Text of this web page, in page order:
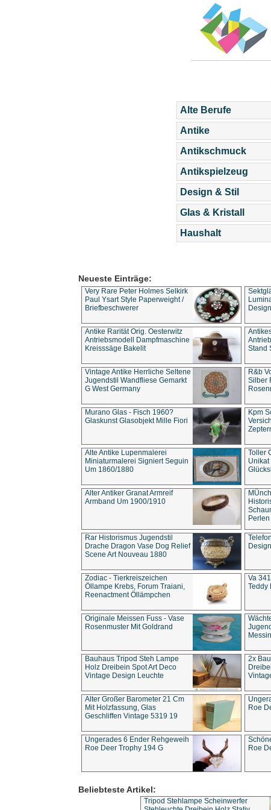
Alte Berufe
Antike
Antikschmuck
Antikspielzeug
Design & Stil
Glas & Kristall
Haushalt
Neueste Einträge:
Very Rare Peter Holmes Selkirk
Paul Ysart Style Paperweight /
Briefbeschwerer
Antike Rarität Orig. Oesterwitz
Antriebsmodell Dampfmaschine
Kreisssäge Bakelit
Stand
Vintage Antike Herrliche Seltene
Jugendstil Wandfliese Gemarkt
G West Germany
R&b
Silber
Murano Glas - Fisch 1960?
Glaskunst Glasobjekt Mille Fiori
Kpm
Alte Antike Lupenmalerei
Miniaturmalerei Signiert Seguin
Um 1860/1880
Toller
Alter Antiker Granat Armreif
Armband Um 1900/1910
Perlen
Rar Historismus Jugendstil
Drache Dragon Vase Dog Relief
Scene Art Nouveau 1880
Zodiac - Tierkreiszeichen
Öllampe Krebs, Forum Traiani,
Reenactment Öllämpchen
Va
Teddy
Originale Meissen Fuss - Vase
Rosenmuster Mit Goldrand
Bauhaus Tripod Steh Lampe
Holz Dreibein Spot Art Deco
Vintage Design Leuchte
2x
Alter Großer Barometer 21 Cm
Mit Holzfassung, Glas
Geschliffen Vintage 5319 19
Roe
Ungerades 6 Ender Rehgeweih
Roe Deer Trophy 194 G
Roe
Beliebteste Artikel:
Tripod Stehlampe Scheinwerfer